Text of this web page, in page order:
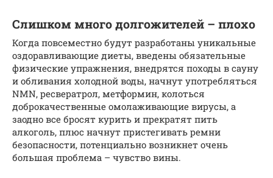
Слишком много долгожителей – плохо
Когда повсеместно будут разработаны уникальные
оздоравливающие диеты, введены обязательные
физические упражнения, внедрятся походы в сауну
и обливания холодной воды, начнут употребляться
NMN, ресвератрол, метформин, колоться
доброкачественные омолаживающие вирусы, а
заодно все бросят курить и прекратят пить
алкоголь, плюс начнут пристегивать ремни
безопасности, потенциально возникнет очень
большая проблема – чувство вины.